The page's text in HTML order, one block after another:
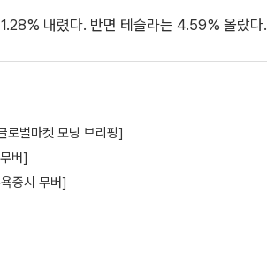
내렸다. 반면 테슬라는 4.59% 올랐다.
로벌마켓 모닝 브리핑]
버]
증시 무버]